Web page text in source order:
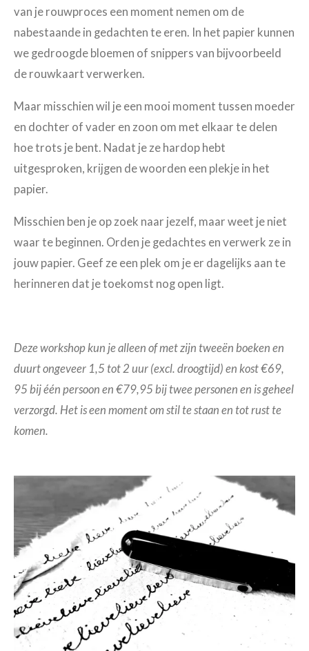
van je rouwproces een moment nemen om de
nabestaande in gedachten te eren. In het papier kunnen
we gedroogde bloemen of snippers van bijvoorbeeld
de rouwkaart verwerken.
Maar misschien wil je een mooi moment tussen moeder
en dochter of vader en zoon om met elkaar te delen
hoe trots je bent. Nadat je ze hardop hebt
uitgesproken, krijgen de woorden een plekje in het
papier.
Misschien ben je op zoek naar jezelf, maar weet je niet
waar te beginnen. Orden je gedachtes en verwerk ze in
jouw papier. Geef ze een plek om je er dagelijks aan te
herinneren dat je toekomst nog open ligt.
Deze workshop kun je alleen of met zijn tweeën boeken en
duurt ongeveer 1,5 tot 2 uur (excl. droogtijd) en kost €69,
95 bij één persoon en €79,95 bij twee personen en is geheel
verzorgd. Het is een moment om stil te staan en tot rust te
komen.